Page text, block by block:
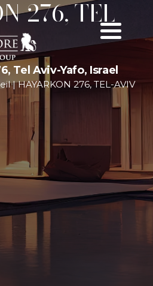
276, TEL-
Tel Aviv-Yafo, Israel
|HAYARKON 276, TEL-AVIV